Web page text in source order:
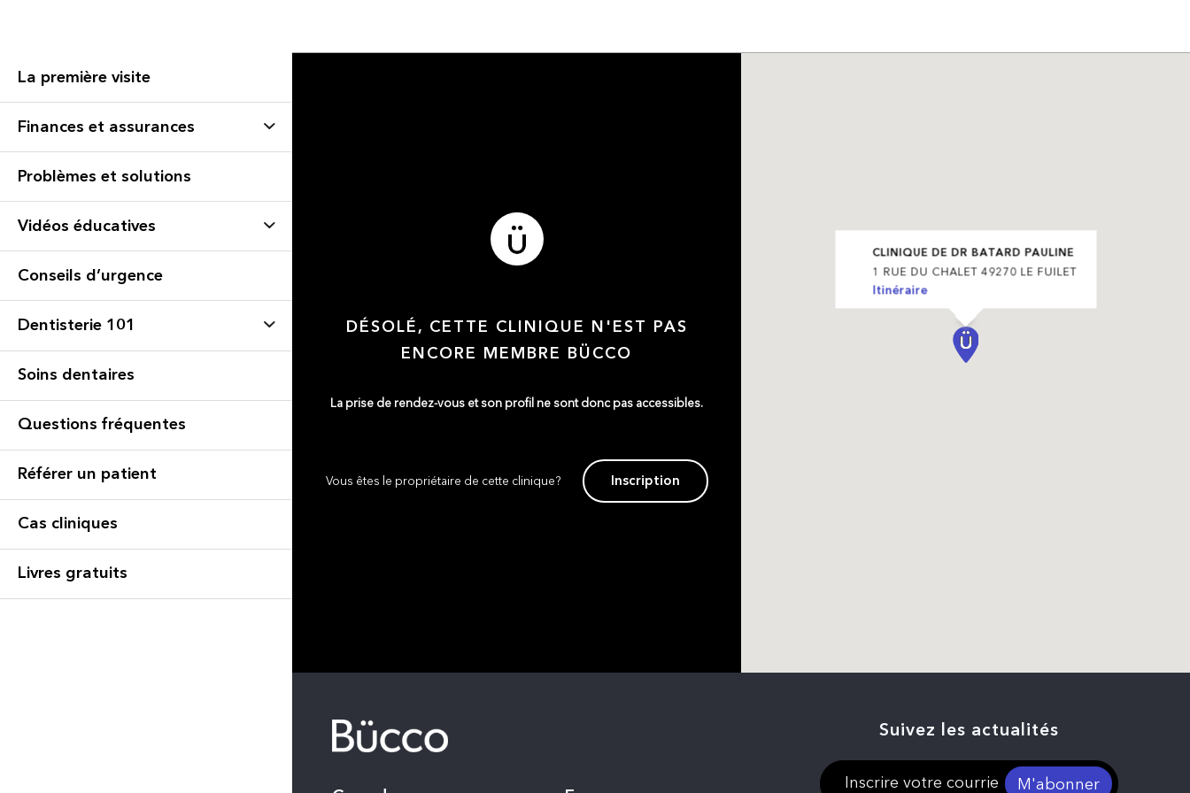
La première visite
Finances et assurances
Problèmes et solutions
Vidéos éducatives
Conseils d’urgence
Dentisterie 101
Soins dentaires
Questions fréquentes
Référer un patient
Cas cliniques
Livres gratuits
DÉSOLÉ, CETTE CLINIQUE N'EST PAS
ENCORE MEMBRE BÜCCO
La prise de rendez-vous et son profil ne sont donc pas accessibles.
Vous êtes le propriétaire de cette clinique? Inscription
CLINIQUE DE DR BATARD PAULINE
1 RUE DU CHALET 49270 LE FUILET
Itinéraire
Suivez les actualités
M'abonner